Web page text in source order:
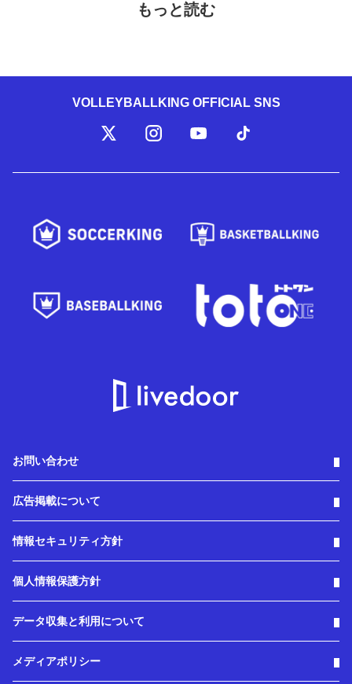
もっと読む
VOLLEYBALLKING OFFICIAL SNS
お問い合わせ
広告掲載について
情報セキュリティ方針
個人情報保護方針
データ収集と利用について
メディアポリシー